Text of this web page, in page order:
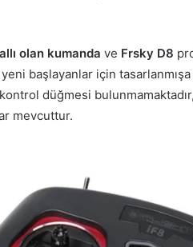
olan kumanda ve Frsky D8
başlayanlar için
düğmesi
mevcuttur.